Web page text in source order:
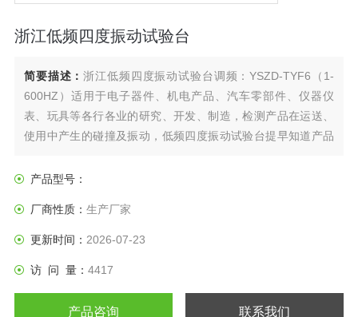
浙江低频四度振动试验台
简要描述：浙江低频四度振动试验台调频：YSZD-TYF6（1-
600HZ）适用于电子器件、机电产品、汽车零部件、仪器仪
表、玩具等各行各业的研究、开发、制造，检测产品在运送、
使用中产生的碰撞及振动，低频四度振动试验台提早知道产品
产品型号：
厂商性质： 生产厂家
更新时间： 2026-07-23
访 问 量： 4417
产品咨询 联系我们